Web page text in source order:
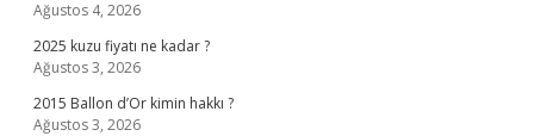
Ağustos 4, 2026
2025 kuzu fiyatı ne kadar ?
Ağustos 3, 2026
2015 Ballon d’Or kimin hakkı ?
Ağustos 3, 2026